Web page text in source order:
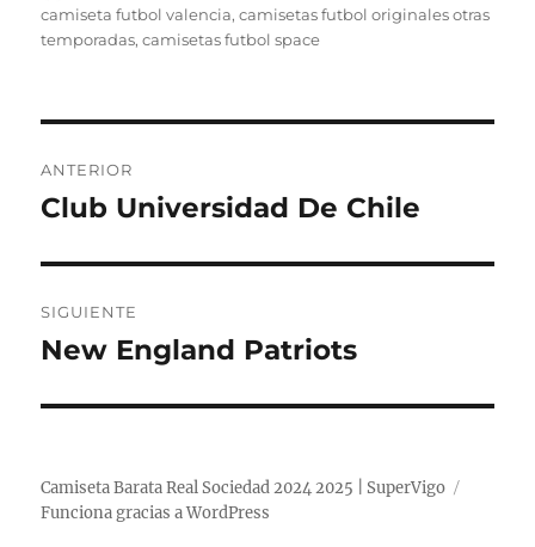
el
camiseta futbol valencia,camisetas futbol originales otras
temporadas,camisetas futbol space
de
ANTERIOR
Entrada
Club Universidad De Chile
SIGUIENTE
Entrada
New England Patriots
Camiseta Barata Real Sociedad 2024 2025 | SuperVigo
Funciona gracias a WordPress